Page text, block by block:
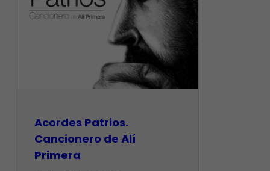
Acordes Patrios.
Cancionero de Alí
Primera